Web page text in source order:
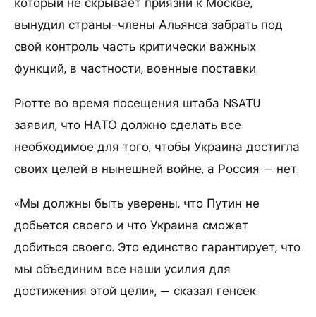
вынудил страны-члены Альянса забрать под
свой контроль часть критически важных
функций, в частности, военные поставки.
Рютте во время посещения штаба NSATU
заявил, что НАТО должно сделать все
необходимое для того, чтобы Украина достигла
своих целей в нынешней войне, а Россия — нет.
«Мы должны быть уверены, что Путин не
добьется своего и что Украина сможет
добиться своего. Это единство гарантирует, что
мы объединим все наши усилия для
достижения этой цели», — сказал генсек.